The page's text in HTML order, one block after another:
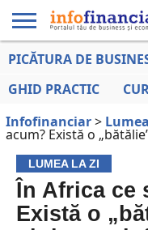
EDUCAȚIE
LA ZI
AFACERILOR
PICĂTURA DE
GHID PRACTIC
Infofinanciar>
acum? Există o
LUMEA LA ZI
În Africa ce
Există o